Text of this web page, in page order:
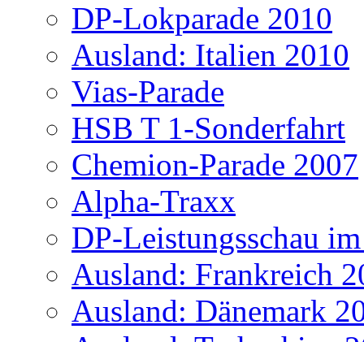
DP-Lokparade 2010
Ausland: Italien 2010
Vias-Parade
HSB T 1-Sonderfahrt
Chemion-Parade 2007
Alpha-Traxx
DP-Leistungsschau
Ausland: Frankreich
Ausland: Dänemark